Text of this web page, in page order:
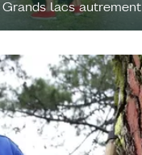
lacs autrement